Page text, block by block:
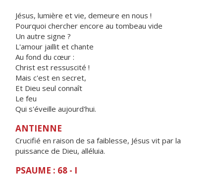
Jésus, lumière et vie, demeure en nous !
Pourquoi chercher encore au tombeau vide
Un autre signe ?
L'amour jaillit et chante
Au fond du cœur :
Christ est ressuscité !
Mais c'est en secret,
Et Dieu seul connaît
Le feu
Qui s'éveille aujourd'hui.
ANTIENNE
Crucifié en raison de sa faiblesse, Jésus vit par la
puissance de Dieu, alléluia.
PSAUME : 68 - I